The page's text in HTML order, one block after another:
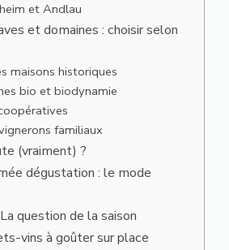
et Andlau
et domaines : choisir selon
maisons historiques
bio et biodynamie
familiaux
(vraiment) ?
dégustation : le mode
question de la saison
vins à goûter sur place